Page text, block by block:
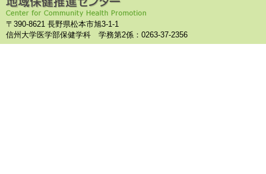
〒390-8621 長野県松本市旭3-1-1
信州大学医学部保健学科 学務第2係：0263-37-2356